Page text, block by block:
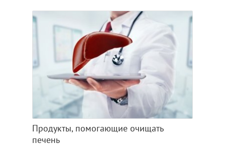
Продукты, помогающие очищать
печень